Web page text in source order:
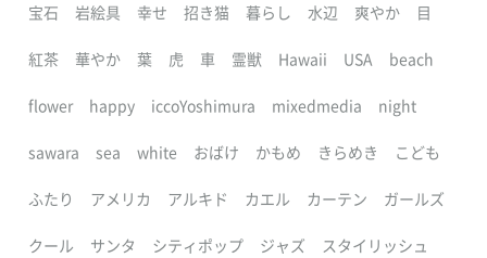
宝石 岩絵具 幸せ 招き猫 暮らし 水辺 爽やか 目
紅茶 華やか 葉 虎 車 霊獣 Hawaii USA beach
flower happy iccoYoshimura mixedmedia night
sawara sea white おばけ かもめ きらめき こども
ふたり アメリカ アルキド カエル カーテン ガールズ
クール サンタ シティポップ ジャズ スタイリッシュ